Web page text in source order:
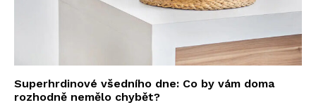
Superhrdinové všedního dne: Co by vám doma
rozhodně nemělo chybět?